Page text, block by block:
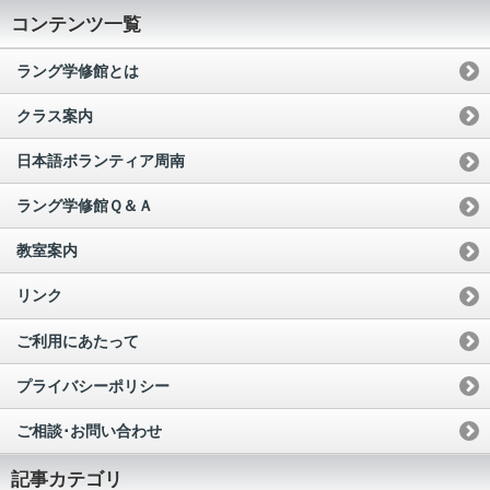
コンテンツ一覧
ラング学修館とは
クラス案内
日本語ボランティア周南
ラング学修館Ｑ＆Ａ
教室案内
リンク
ご利用にあたって
プライバシーポリシー
ご相談･お問い合わせ
記事カテゴリ